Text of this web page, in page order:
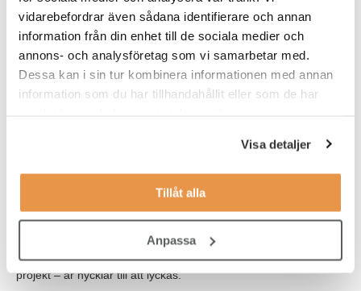
vidarebefordrar även sådana identifierare och annan
information från din enhet till de sociala medier och
annons- och analysföretag som vi samarbetar med.
Dessa kan i sin tur kombinera informationen med annan
information som du har tillhandahållit eller som de har
Visa detaljer
Tillåt alla
Anpassa
att ta fram nya metoder,
verktyg och system behöver
du tycka det är kul att
analysera och undersöka ett
problem från olika vinklar.
Kanske tyckte du redan som
som ingenjör!
andra ingenjörsjobb) så är dina sociala förmågor också viktiga.
Att du naturligt tycker om att samarbeta, liksom ge service till
andra – det kan vara kunder eller viktiga stake holders i dina
projekt – är nycklar till att lyckas.